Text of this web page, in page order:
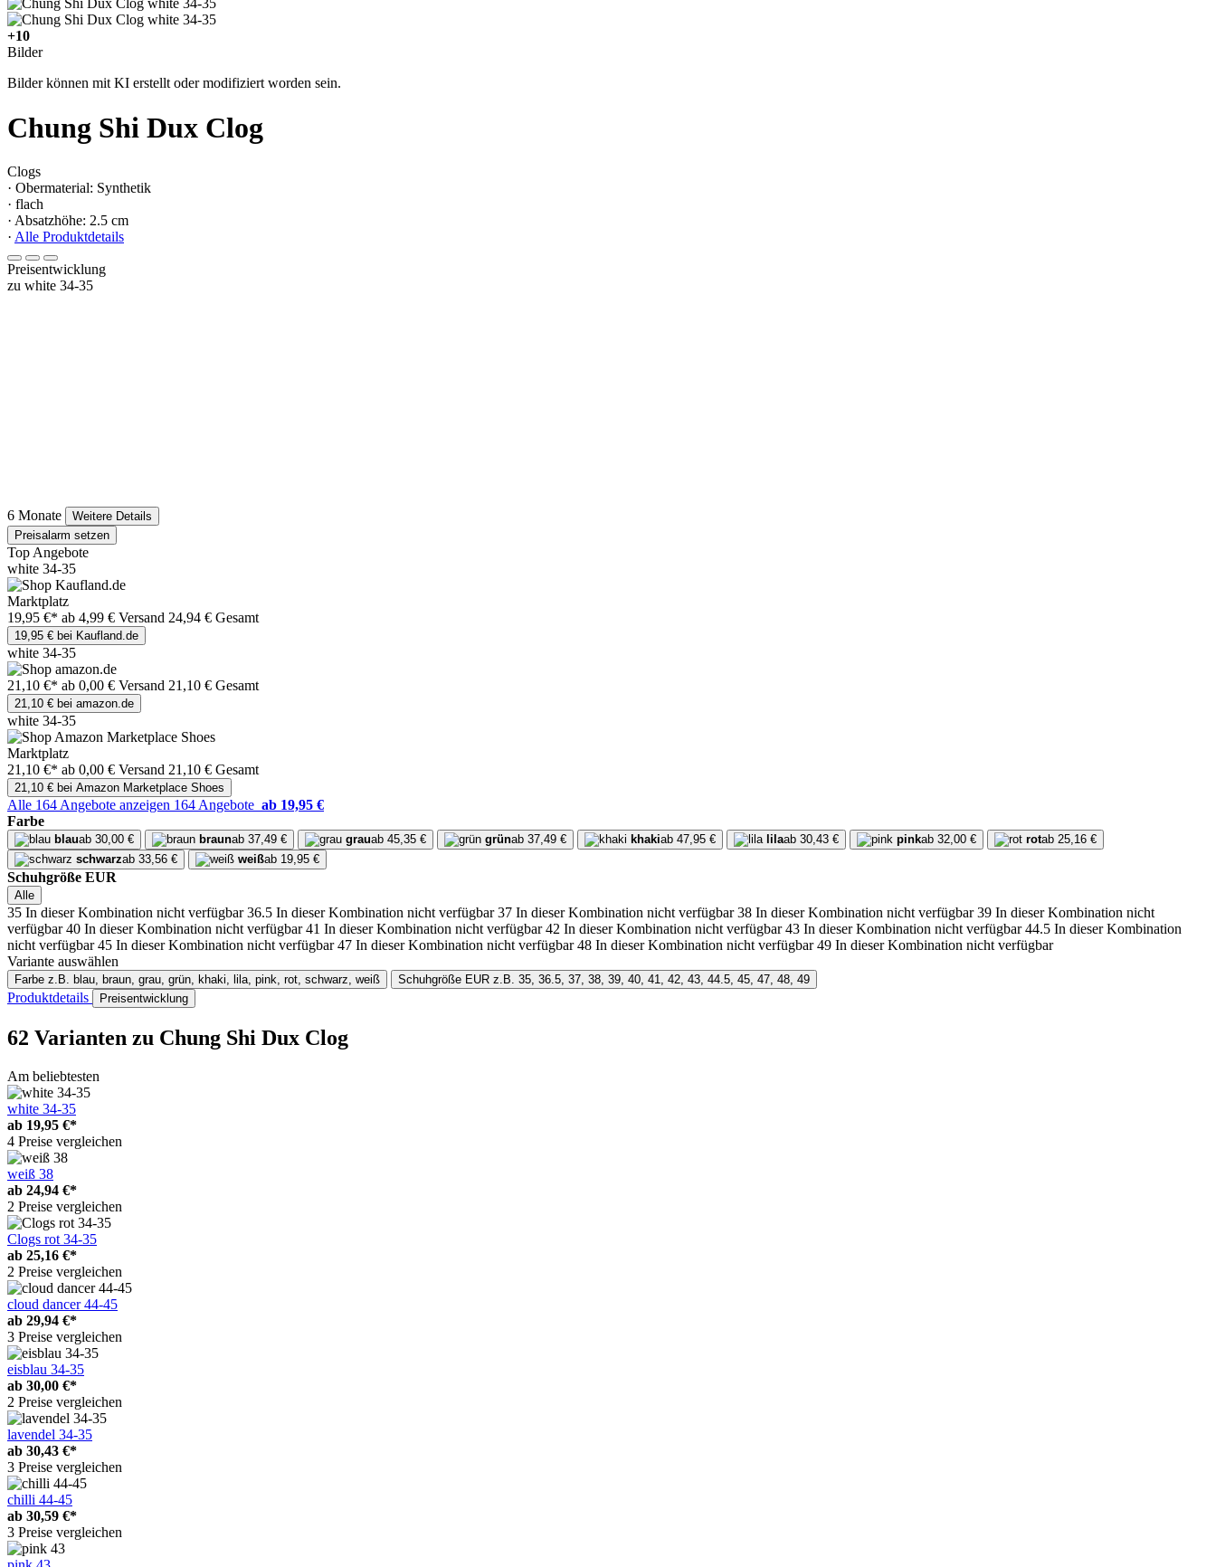
+10
Bilder
Bilder können mit KI erstellt oder modifiziert worden sein.
Chung Shi Dux Clog
Clogs
· Obermaterial: Synthetik
· flach
· Absatzhöhe: 2.5 cm
· Alle Produktdetails
Preisentwicklung
zu white 34-35
6 Monate
Weitere Details
Preisalarm setzen
Top Angebote
white 34-35
Marktplatz
19,95 €* ab 4,99 € Versand 24,94 € Gesamt
19,95 € bei Kaufland.de
white 34-35
21,10 €* ab 0,00 € Versand 21,10 € Gesamt
21,10 € bei amazon.de
white 34-35
Marktplatz
21,10 €* ab 0,00 € Versand 21,10 € Gesamt
21,10 € bei Amazon Marketplace Shoes
Alle 164 Angebote anzeigen 164 Angebote ab 19,95 €
Farbe
blauab 30,00 € braunab 37,49 € grauab 45,35 € grünab 37,49 € khakiab 47,95 € lilaab 30,43 € pinkab 32,00 € rotab 25,16 €
schwarzab 33,56 € weißab 19,95 €
Schuhgröße EUR
Alle
35 In dieser Kombination nicht verfügbar 36.5 In dieser Kombination nicht verfügbar 37 In dieser Kombination nicht verfügbar 38 In dieser Kombination nicht verfügbar 39 In dieser Kombination nicht
verfügbar 40 In dieser Kombination nicht verfügbar 41 In dieser Kombination nicht verfügbar 42 In dieser Kombination nicht verfügbar 43 In dieser Kombination nicht verfügbar 44.5 In dieser Kombination
nicht verfügbar 45 In dieser Kombination nicht verfügbar 47 In dieser Kombination nicht verfügbar 48 In dieser Kombination nicht verfügbar 49 In dieser Kombination nicht verfügbar
Variante auswählen
Farbe z.B. blau, braun, grau, grün, khaki, lila, pink, rot, schwarz, weiß Schuhgröße EUR z.B. 35, 36.5, 37, 38, 39, 40, 41, 42, 43, 44.5, 45, 47, 48, 49
Produktdetails Preisentwicklung
62 Varianten zu Chung Shi Dux Clog
Am beliebtesten
white 34-35
ab 19,95 €*
4 Preise vergleichen
weiß 38
ab 24,94 €*
2 Preise vergleichen
Clogs rot 34-35
ab 25,16 €*
2 Preise vergleichen
cloud dancer 44-45
ab 29,94 €*
3 Preise vergleichen
eisblau 34-35
ab 30,00 €*
2 Preise vergleichen
lavendel 34-35
ab 30,43 €*
3 Preise vergleichen
chilli 44-45
ab 30,59 €*
3 Preise vergleichen